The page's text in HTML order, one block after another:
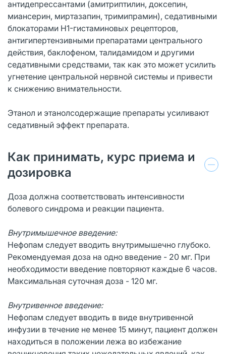
антидепрессантами (амитриптилин, доксепин,
миансерин, миртазапин, тримипрамин), седативными
блокаторами H1-гистаминовых рецепторов,
антигипертензивными препаратами центрального
действия, баклофеном, талидамидом и другими
седативными средствами, так как это может усилить
угнетение центральной нервной системы и привести
к снижению внимательности.
Этанол и этанолсодержащие препараты усиливают
седативный эффект препарата.
Как принимать, курс приема и
дозировка
Доза должна соответствовать интенсивности
болевого синдрома и реакции пациента.
Внутримышечное введение:
Нефопам следует вводить внутримышечно глубоко.
Рекомендуемая доза на одно введение - 20 мг. При
необходимости введение повторяют каждые 6 часов.
Максимальная суточная доза - 120 мг.
Внутривенное введение:
Нефопам следует вводить в виде внутривенной
инфузии в течение не менее 15 минут, пациент должен
находиться в положении лежа во избежание